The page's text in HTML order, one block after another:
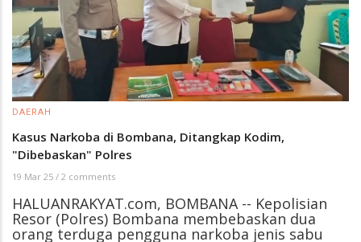
DAERAH
Kasus Narkoba di Bombana, Ditangkap Kodim,
"Dibebaskan" Polres
19 Mar 25 / 2 comments
HALUANRAKYAT.com, BOMBANA -- Kepolisian
Resor (Polres) Bombana membebaskan dua
orang terduga pengguna narkoba jenis sabu